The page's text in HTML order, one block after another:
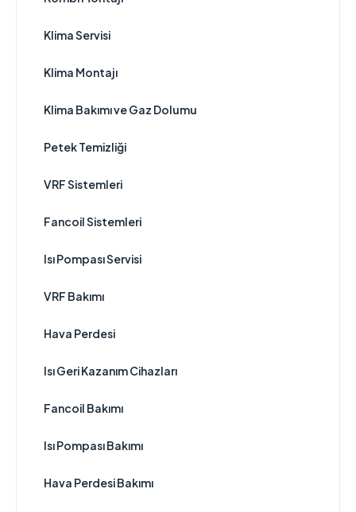
Klima Servisi
Klima Montajı
Klima Bakımı ve Gaz Dolumu
Petek Temizliği
VRF Sistemleri
Fancoil Sistemleri
Isı Pompası Servisi
VRF Bakımı
Hava Perdesi
Isı Geri Kazanım Cihazları
Fancoil Bakımı
Isı Pompası Bakımı
Hava Perdesi Bakımı